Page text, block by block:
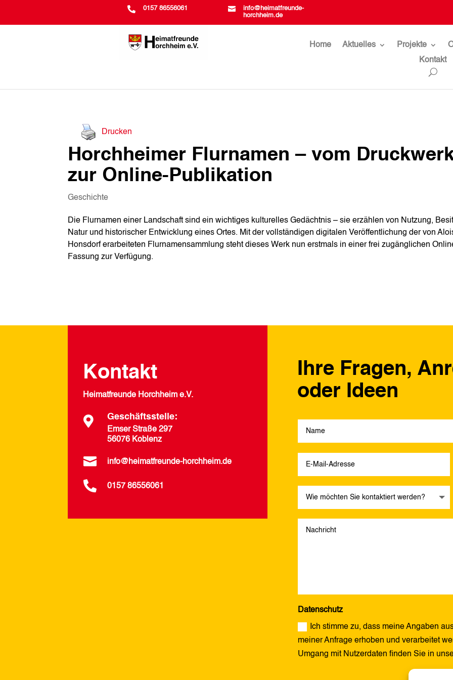
 0157 86556061 
info@heimatfreunde-
horchheim.de
Home Aktuelles Projekte
Kontakt
Drucken
Horchheimer Flurnamen – vom
zur Online-Publikation
Geschichte
Die Flurnamen einer Landschaft sind ein wichtiges kulturelles Gedächtnis – sie erzählen von Nutzung,
Natur und historischer Entwicklung eines Ortes. Mit der vollständigen digitalen Veröffentlichung der von
Honsdorf erarbeiteten Flurnamensammlung steht dieses Werk nun erstmals in einer frei zugänglichen
Fassung zur Verfügung.
Kontakt
Heimatfreunde Horchheim e.V.
 Geschäftsstelle:
Emser Straße 297
56076 Koblenz
 info@heimatfreunde-horchheim.de
 0157 86556061
Ihre Fragen,
oder Ideen
Datenschutz
Ich stimme zu, dass meine Angaben
meiner Anfrage erhoben und verarbeitet
Umgang mit Nutzerdaten finden Sie in